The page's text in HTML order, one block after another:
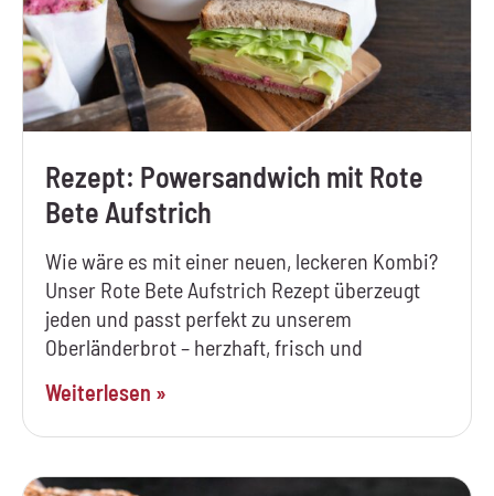
Rezept: Powersandwich mit Rote
Bete Aufstrich
Wie wäre es mit einer neuen, leckeren Kombi?
Unser Rote Bete Aufstrich Rezept überzeugt
jeden und passt perfekt zu unserem
Oberländerbrot – herzhaft, frisch und
Weiterlesen »